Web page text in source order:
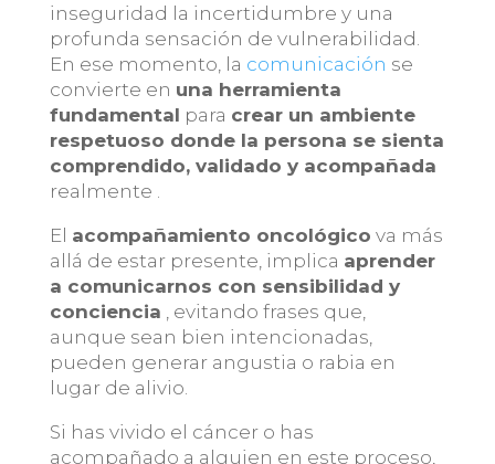
inseguridad la incertidumbre y una
profunda sensación de vulnerabilidad.
En ese momento, la comunicación se
convierte en una herramienta
fundamental para crear un ambiente
respetuoso donde la persona se sienta
comprendido, validado y acompañada
realmente .
El acompañamiento oncológico va más
allá de estar presente, implica aprender
a comunicarnos con sensibilidad y
conciencia , evitando frases que,
aunque sean bien intencionadas,
pueden generar angustia o rabia en
lugar de alivio.
Si has vivido el cáncer o has
acompañado a alguien en este proceso,